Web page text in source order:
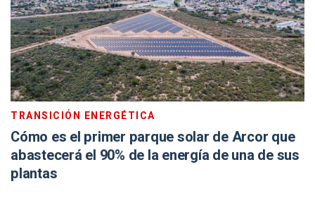
TRANSICIÓN ENERGÉTICA
Cómo es el primer parque solar de Arcor que
abastecerá el 90% de la energía de una de sus
plantas